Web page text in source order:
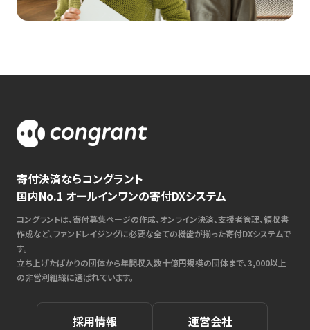
寄付決済ならコングラント
国内No.1 オールインワンの寄付DXシステム
コングラントは、寄付募集ページの作成、オンライン決済、支援者管理、領収書
作成など、ファンドレイジングに必要な全ての機能が揃った寄付DXシステムで
す。
立ち上げたばかりの団体から年間収入数十億円規模の団体まで、3,000以上
の非営利組織に選ばれています。
採用情報 運営会社